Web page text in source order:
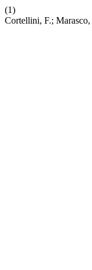
(1)
Cortellini, F.;